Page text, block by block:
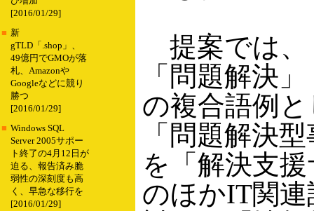
[2016/01/29]
■ 新
gTLD「.shop」、
49億円でGMOが落
札、Amazonや
Googleなどに競り
勝つ
[2016/01/29]
■ Windows SQL
Server 2005サポー
ト終了の4月12日が
迫る、報告済み脆
弱性の深刻度も高
く、早急な移行を
[2016/01/29]
提案では、
「問題解決
の複合語例
「問題解決
を「解決支
のほかIT関